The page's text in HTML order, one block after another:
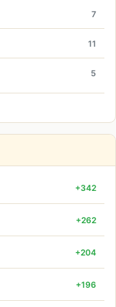
7
11
5
+342
+262
+204
+196